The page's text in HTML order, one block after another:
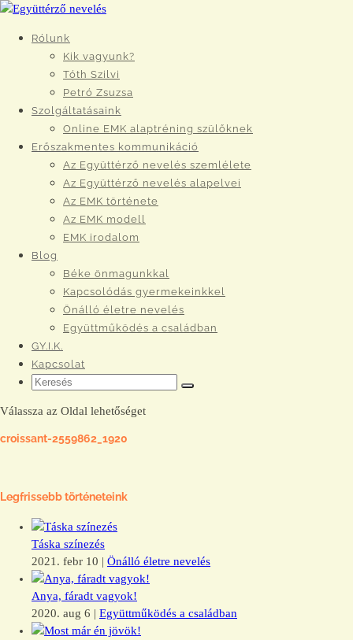
Rólunk
Kik vagyunk?
Tóth Szilvi
Petró Zsuzsa
Szolgáltatásaink
Online EMK alaptréning szülőknek
Erőszakmentes kommunikáció
Az Együttérző nevelés szemlélete
Az Együttérző nevelés alapelvei
Az EMK története
Az EMK modell
EMK irodalom
Blog
Béke önmagunkkal
Kapcsolódás gyermekeinkkel
Önálló életre nevelés
Együttműködés a családban
GY.I.K.
Kapcsolat
Válassza az Oldal lehetőséget
croissant-2559862_1920
Legfrissebb történeteink
Táska színezés
2021. febr 10 | Önálló életre nevelés
Anya, fáradt vagyok!
2020. aug 6 | Együttműködés a családban